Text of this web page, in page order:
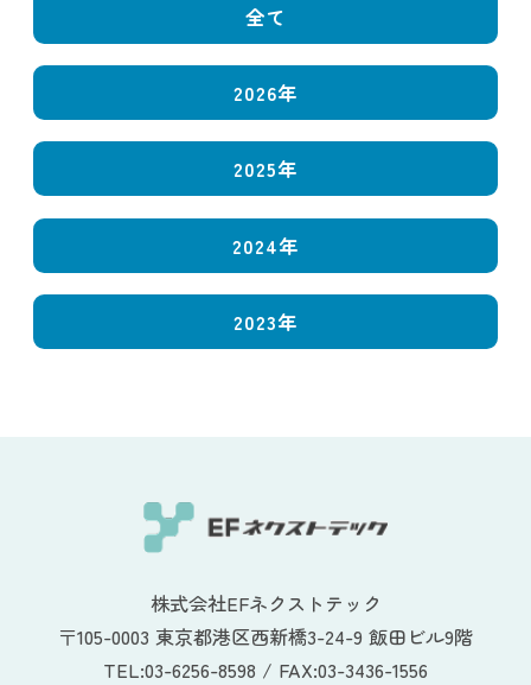
全て
2026年
2025年
2024年
2023年
株式会社EFネクストテック
〒105-0003 東京都港区西新橋3-24-9 飯田ビル9階
TEL:03-6256-8598 / FAX:03-3436-1556